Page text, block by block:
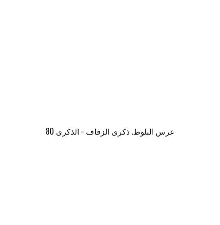
عرس البلوط. ذكرى الزفاف - الذكرى 80